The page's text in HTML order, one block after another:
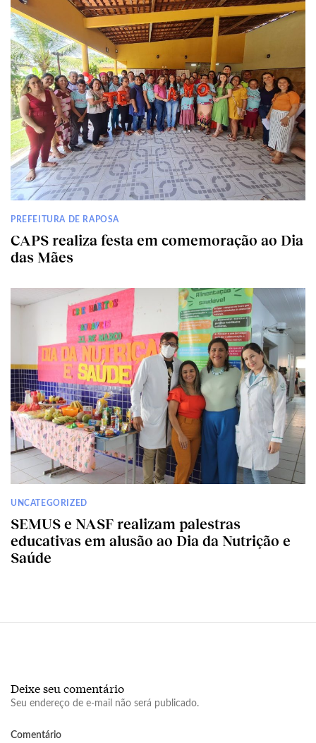
PREFEITURA DE RAPOSA
CAPS realiza festa em comemoração ao Dia
das Mães
UNCATEGORIZED
SEMUS e NASF realizam palestras
educativas em alusão ao Dia da Nutrição e
Saúde
Deixe seu comentário
Seu endereço de e-mail não será publicado.
Comentário